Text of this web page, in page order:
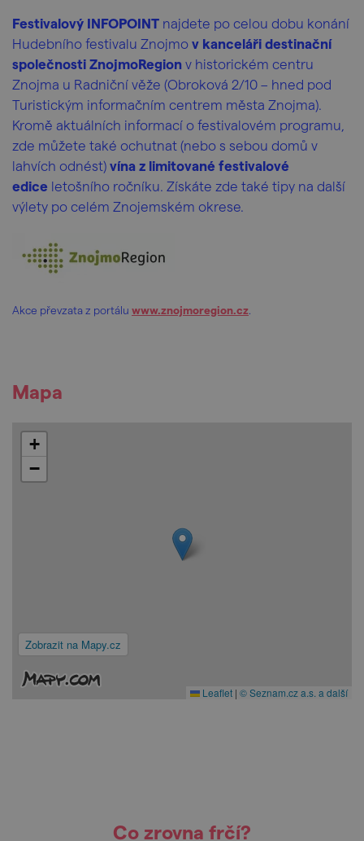
Festivalový INFOPOINT najdete po celou dobu konání
Hudebního festivalu Znojmo v kanceláři destinační
společnosti ZnojmoRegion v historickém centru
Znojma u Radniční věže (Obroková 2/10 – hned pod
Turistickým informačním centrem města Znojma).
Kromě aktuálních informací o festivalovém programu,
zde můžete také ochutnat (nebo s sebou domů v
lahvích odnést) vína z limitované festivalové
edice letošního ročníku. Získáte zde také tipy na další
výlety po celém Znojemském okrese.
Akce převzata z portálu www.znojmoregion.cz
Mapa
Zobrazit na Mapy.cz
+
−
Leaflet | © Seznam.cz a.s. a další
Co zrovna frčí?